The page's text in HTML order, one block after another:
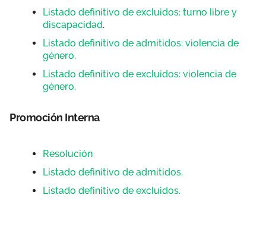
Listado definitivo de excluidos: turno libre y
discapacidad.
Listado definitivo de admitidos: violencia de
género.
Listado definitivo de excluidos: violencia de
género.
Promoción Interna
Resolución
Listado definitivo de admitidos.
Listado definitivo de excluidos.